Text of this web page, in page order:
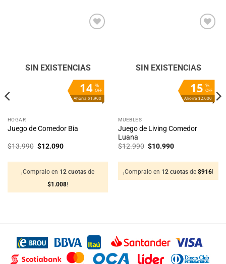
%
OFF
14
Ahorra $1.900
deseos
SIN EXISTENCIAS
HOGAR
Juego de Comedor Bia
$13.990 El
$13.990.
$12.090El
$12.090.
¡Compralo en 12 cuotas de
$1.008!
%
OFF
15
Ahorra $2.000
deseos
SIN EXISTENCIAS
MUEBLES
Juego de Living Comedor
Luana
$12.990 El
$12.990.
$10.990El
$10.990.
¡Compralo en 12 cuotas de $916!